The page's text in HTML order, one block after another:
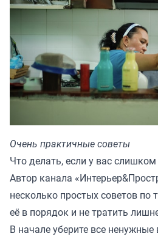
Очень практичные советы
Что делать, если у вас
Автор канала «
несколько простых советов по
её в порядок и не тратить
В начале уберите все